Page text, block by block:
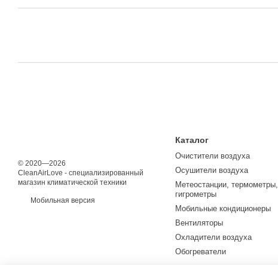
© 2020—2026
CleanAirLove - специализированный
магазин климатической техники
Мобильная версия
Каталог
Очистители воздуха
Осушители воздуха
Метеостанции, термометры,
гигрометры
Мобильные кондиционеры
Вентиляторы
Охладители воздуха
Обогреватели